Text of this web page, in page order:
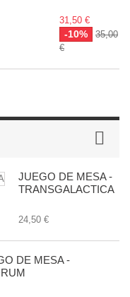
31,50 €
-10%
35,00
€
JUEGO DE MESA -
TRANSGALACTICA
24,50 €
DE MESA -